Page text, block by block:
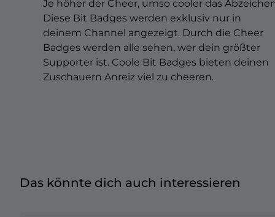
Halloween Overlays
Winter Overlays
Easter Overlays
Je höher der Cheer, umso cooler das
Diese Bit Badges werden exklusiv nur in
deinem Channel angezeigt. Durch die Cheer
Badges werden alle sehen, wer dein größter
Supporter ist. Coole Bit Badges bieten deinen
Zuschauern Anreiz viel zu cheeren.
Das könnte dich auch interessieren